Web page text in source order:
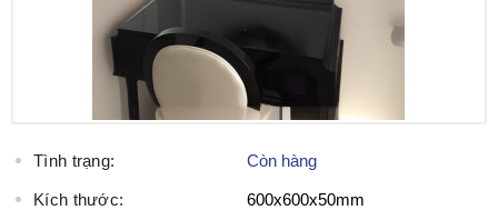
Tình trạng: Còn hàng
Kích thước: 600x600x50mm